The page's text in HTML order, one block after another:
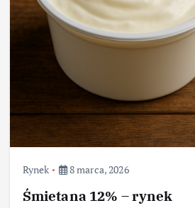
Rynek 8 marca, 2026
Śmietana 12% – rynek